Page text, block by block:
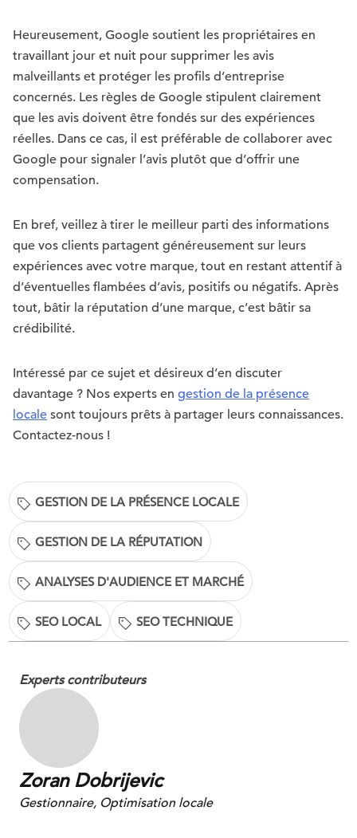
Heureusement, Google soutient les propriétaires en
travaillant jour et nuit pour supprimer les avis
malveillants et protéger les profils d’entreprise
concernés. Les règles de Google stipulent clairement
que les avis doivent être fondés sur des expériences
réelles. Dans ce cas, il est préférable de collaborer avec
Google pour signaler l’avis plutôt que d’offrir une
compensation.
En bref, veillez à tirer le meilleur parti des informations
que vos clients partagent généreusement sur leurs
expériences avec votre marque, tout en restant attentif à
d’éventuelles flambées d’avis, positifs ou négatifs. Après
tout, bâtir la réputation d’une marque, c’est bâtir sa
crédibilité.
Intéressé par ce sujet et désireux d’en discuter
davantage ? Nos experts en gestion de la présence
locale sont toujours prêts à partager leurs connaissances.
Contactez-nous !
GESTION DE LA PRÉSENCE LOCALE
GESTION DE LA RÉPUTATION
ANALYSES D'AUDIENCE ET MARCHÉ
SEO LOCAL SEO TECHNIQUE
Experts contributeurs
Zoran Dobrijevic
Gestionnaire, Optimisation locale